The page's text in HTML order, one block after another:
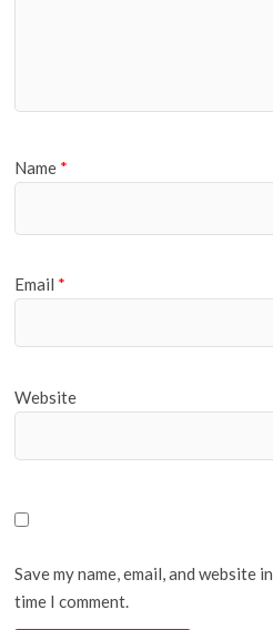
Name *
Email *
Website
Save my name, email, and
time I comment.